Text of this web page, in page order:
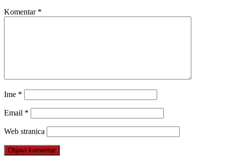
Komentar *
Ime *
Email *
Web stranica